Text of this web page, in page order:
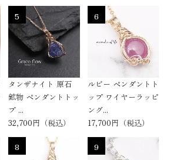
5
タンザナイト 原石
鉱物 ペンダントトッ
プ ...
32,700円（税込）
6
ルビー ペンダントト
ップ ワイヤーラッピ
ング...
17,700円（税込）
8 9